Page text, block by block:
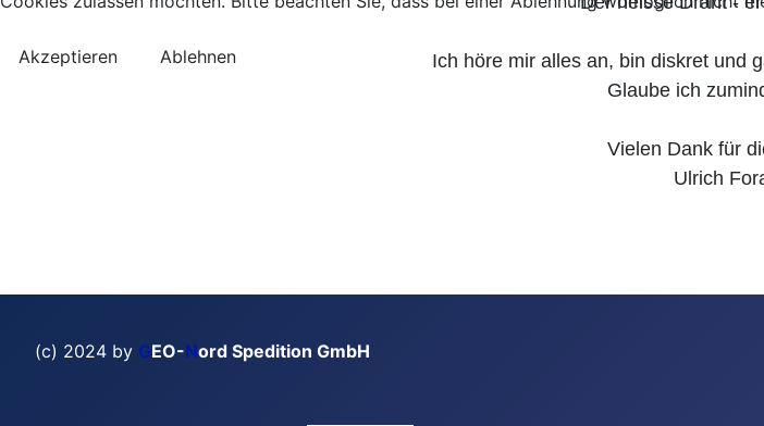
Ich höre mir alles an, bin diskret und
Glaube ich
Vielen Dank für
Ulrich
(c) 2024 by GEO-Nord Spedition GmbH
Akzeptieren Ablehnen